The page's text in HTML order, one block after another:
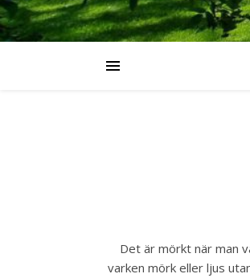
Det är mörkt när man
varken mörk eller ljus